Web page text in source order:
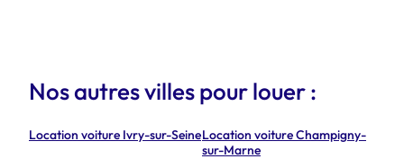
Nos autres villes pour louer :
Location voiture Ivry-sur-SeineLocation voiture Champigny-
sur-Marne